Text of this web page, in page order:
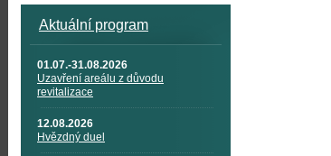
Aktuální program
01.07.-31.08.2026
Uzavření areálu z důvodu
revitalizace
12.08.2026
Hvězdný duel